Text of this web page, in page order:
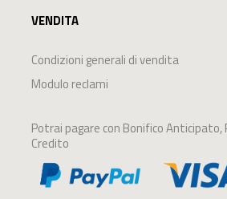
VENDITA
Condizioni generali di vendita
Modulo reclami
Potrai pagare con Bonifico Anticipato,
Credito